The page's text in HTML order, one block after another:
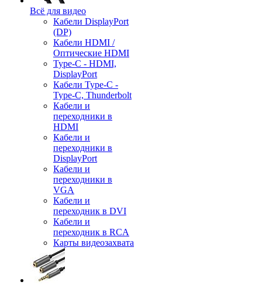
Всё для видео
Кабели DisplayPort
(DP)
Кабели HDMI /
Оптические HDMI
Type-C - HDMI,
DisplayPort
Кабели Type-C -
Type-C, Thunderbolt
Кабели и
переходники в
HDMI
Кабели и
переходники в
DisplayPort
Кабели и
переходники в
VGA
Кабели и
переходник в DVI
Кабели и
переходник в RCA
Карты видеозахвата